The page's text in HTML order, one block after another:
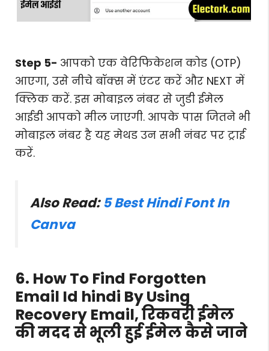
Step 5- आपको एक वेरिफिकेशन कोड (OTP)
आएगा, उसे नीचे बॉक्स में एंटर करें और NEXT में
क्लिक करें. इस मोबाइल नंबर से जुडी ईमेल
आईडी आपको मील जाएगी. आपके पास जितने भी
मोबाइल नंबर है यह मेथड उन सभी नंबर पर ट्राई
करें.
Also Read:5 Best Hindi Font In
Canva
6. How To Find Forgotten
Email Id hindi By Using
Recovery Email, रिकवरी ईमेल
की मदद से भूली हुई ईमेल कैसे जाने